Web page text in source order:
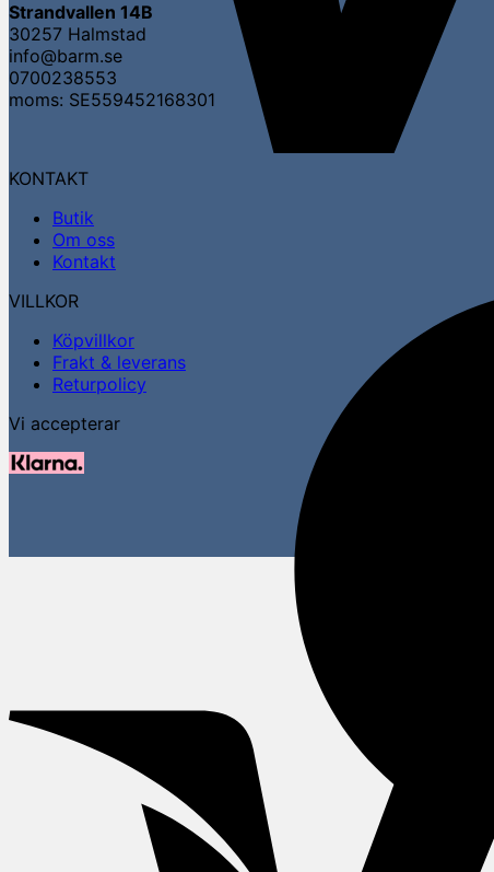
Strandvallen 14B
30257 Halmstad
info@barm.se
0700238553
moms: SE559452168301
KONTAKT
Butik
Om oss
Kontakt
VILLKOR
Köpvillkor
Frakt & leverans
Returpolicy
Vi accepterar